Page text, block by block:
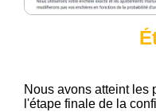
Nous avons atteint les
l'étape finale de la